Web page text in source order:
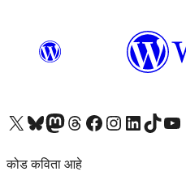
आमच्या X (एक्स) (पूर्वीचे ट्विटर) खात्याला भेट द्या आमच्या ब्लूस्की खात्याला भेट द्या.आमच्या Mastodon खात्याला भेट द्या.आमच्या थ्रेड्स खात्याला भेट द्या. आमच्या फेसबुक पेजला भेट द्या आमच्या इंस्टाग्राम खात्याला भेट द्या आमच्या लिंक्डइन खात्याला भेट द्या आमच्या टिकटॉक अकाउंटला भेट द्या.आमच्या यूट्यूब चॅनेलला भेट द्या
कोड कविता आहे